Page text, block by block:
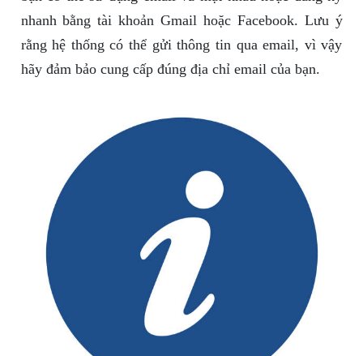
nhanh bằng tài khoản Gmail hoặc Facebook. Lưu ý
rằng hệ thống có thể gửi thông tin qua email, vì vậy
hãy đảm bảo cung cấp đúng địa chỉ email của bạn.